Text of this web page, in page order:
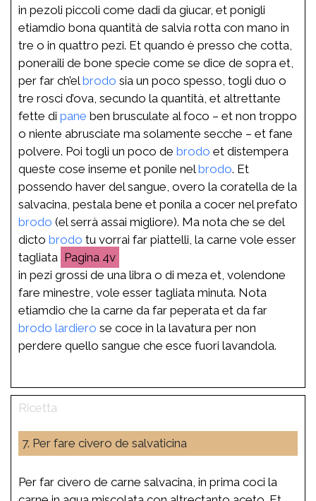
in pezoli piccoli come dadi da giucar, et ponigli
etiamdio bona quantità de salvia rotta con mano in
tre o in quattro pezi. Et quando è presso che cotta,
poneraili de bone specie come se dice de sopra et,
per far ch’elbrodo sia un poco spesso, togli duo o
tre rosci d’ova, secundo la quantità, et altrettante
fette di pane ben brusculate al foco – et non troppo
o niente abrusciate ma solamente secche – et fane
polvere. Poi togli un poco de brodo et distempera
queste cose inseme et ponile nelbrodo. Et
possendo haver del sangue, overo la coratella de la
salvacina, pestala bene et ponila a cocer nel prefato
brodo (el serrà assai migliore). Ma nota che se del
dicto brodo tu vorrai far piattelli, la carne vole esser
tagliata
4v
in pezi grossi de una libra o di meza et, volendone
fare minestre, vole esser tagliata minuta. Nota
etiamdio che la carne da far peperata et da far
brodo lardiero se coce in la lavatura per non
perdere quello sangue che esce fuori lavandola.
7. Per fare civero de salvaticina
Per far civero de carne salvacina, in prima coci la